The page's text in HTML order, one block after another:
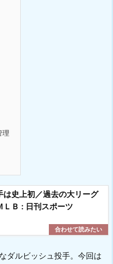
理
は史上初／過去の大リーグ
ＬＢ : 日刊スポーツ
ダルビッシュ投手。今回は